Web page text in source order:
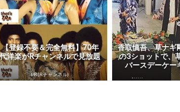
【登録不要＆完全無料】70年
代洋楽がRチャンネルで見放題
PR(Rチャンネル)
香取慎吾、草ナギ
の3ショットで、
バースデーケー